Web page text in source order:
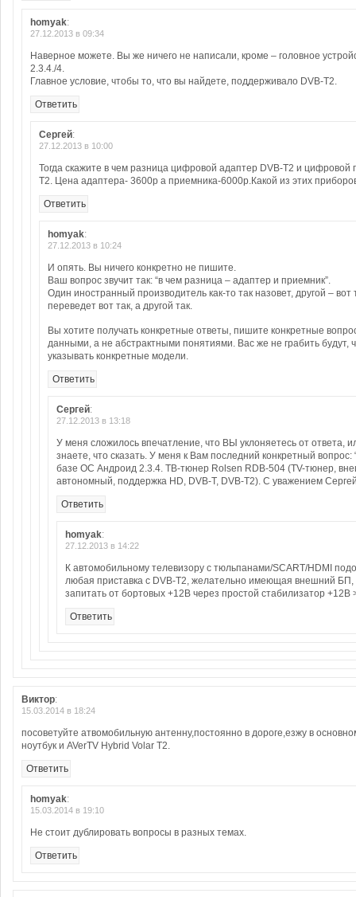
homyak:
27.12.2013 в 09:34
Наверное можете. Вы же ничего не написали, кроме – головное
2.3.4./4.
Главное условие, чтобы то, что вы найдете, поддерживало DVB-T2.
Ответить
Сергей:
27.12.2013 в 10:00
Тогда скажите в чем разница цифровой адаптер DVB-T2 и цифровой
T2. Цена адаптера- 3600р а приемника-6000р.Какой из этих
Ответить
homyak:
27.12.2013 в 10:24
И опять. Вы ничего конкретно не пишите.
Ваш вопрос звучит так: “в чем разница – адаптер и приемник”.
Один иностранный производитель как-то так назовет, другой – вот
переведет вот так, а другой так.
Вы хотите получать конкретные ответы, пишите конкретные
данными, а не абстрактными понятиями. Вас же не грабить будут,
указывать конкретные модели.
Ответить
Сергей:
27.12.2013 в 13:18
У меня сложилось впечатление, что ВЫ уклоняетесь от ответа,
знаете, что сказать. У меня к Вам последний конкретный
базе ОС Андроид 2.3.4. ТВ-тюнер Rolsen RDB-504 (TV-тюнер,
автономный, поддержка HD, DVB-T, DVB-T2). С уважением
Ответить
homyak:
27.12.2013 в 14:22
К автомобильному телевизору с тюльпанами/SCART/HDMI
любая приставка с DVB-T2, желательно имеющая внешний
запитать от бортовых +12В через простой стабилизатор +12В
Ответить
Виктор:
15.03.2014 в 18:24
посоветуйте атвомобильную антенну,постоянно в дороге,езжу в
ноутбук и AVerTV Hybrid Volar T2.
Ответить
homyak:
15.03.2014 в 19:10
Не стоит дублировать вопросы в разных темах.
Ответить